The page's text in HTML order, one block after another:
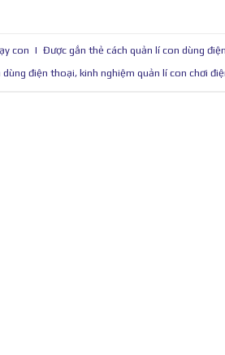
con | Được gắn thẻ cách quản lí con dùng
dùng điện thoại, kinh nghiệm quản lí con chơi